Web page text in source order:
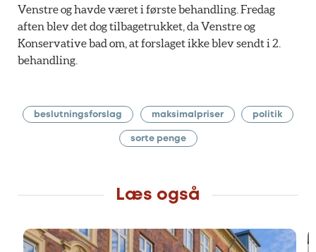
Venstre og havde været i første behandling. Fredag
aften blev det dog tilbagetrukket, da Venstre og
Konservative bad om, at forslaget ikke blev sendt i 2.
behandling.
beslutningsforslag maksimalpriser politik
sorte penge
Læs også